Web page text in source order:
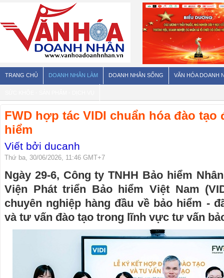
TRANG CHỦ DOANH NHÂN LÀM DOANH NHÂN SỐNG VĂN HÓA DOANH
FWD hợp tác VIDI chuẩn hóa đào
hiểm
Viết bởi ducanh
Thứ ba, 30/06/2026, 11:46 GMT+7
Ngày 29-6, Công ty TNHH Bảo hiểm
Viện Phát triển Bảo hiểm Việt Nam
chuyên nghiệp hàng đầu về bảo hiểm -
và tư vấn đào tạo trong lĩnh vực tư vấn